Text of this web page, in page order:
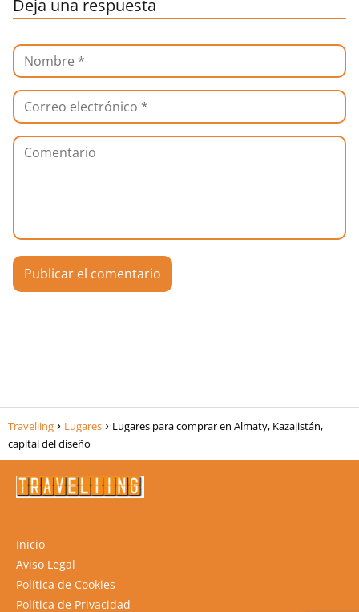
Deja una respuesta
Traveliing Lugares
Lugares para comprar en Almaty, Kazajistán,
capital del diseño
Inicio
Aviso Legal
Política de Cookies
Política de Privacidad